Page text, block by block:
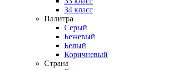
34 класс
Палитра
Серый
Бежевый
Белый
Коричневый
Страна